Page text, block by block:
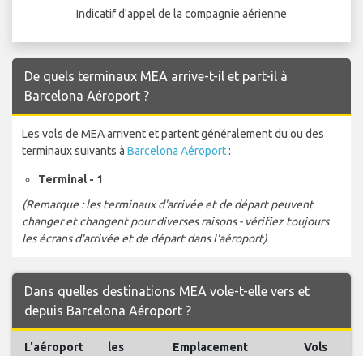
Indicatif d'appel de la compagnie aérienne
De quels terminaux MEA arrive-t-il et part-il à
Barcelona Aéroport ?
Les vols de MEA arrivent et partent généralement du ou des
terminaux suivants à Barcelona Aéroport:
Terminal - 1
(Remarque : les terminaux d'arrivée et de départ peuvent
changer et changent pour diverses raisons - vérifiez toujours
les écrans d'arrivée et de départ dans l'aéroport)
Dans quelles destinations MEA vole-t-elle vers et
depuis Barcelona Aéroport ?
L'aéroport
les
Emplacement
Vols